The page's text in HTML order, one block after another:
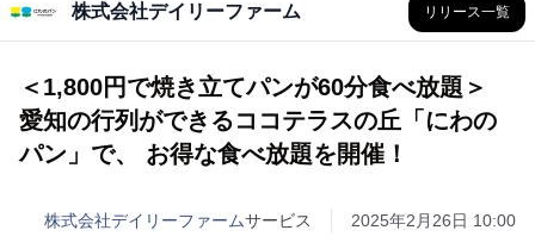
株式会社デイリーファーム リリース一覧
＜1,800円で焼き立てパンが60分食べ放題＞
愛知の行列ができるココテラスの丘「にわの
パン」で、 お得な食べ放題を開催！
株式会社デイリーファームサービス 2025年2月26日 10:00